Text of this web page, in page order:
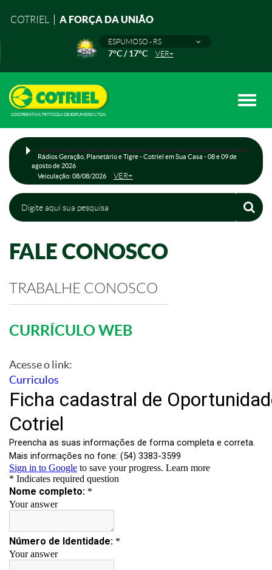
COTRIEL A FORÇA DA UNIÃO
ESPUMOSO - RS
7°C / 17°C VER+
Toggle
Rádios Geração, Planetário e Tigre - Cotriel em Sua Casa - 08 e 09 de
agosto de 2026
Veiculação: 08/08/2026
VER+
FALE CONOSCO
TRABALHE CONOSCO
CURRÍCULO WEB
Acesse o link:
Curriculos